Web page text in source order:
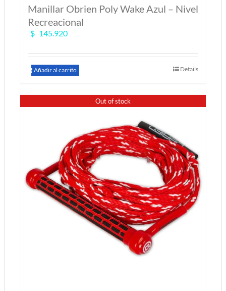
Manillar Obrien Poly Wake Azul – Nivel
Recreacional
$ 145.920
Añadir al carrito Details
Out of stock